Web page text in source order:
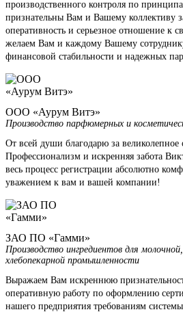
производственного контроля по
признательны Вам и Вашему коллективу
оперативность и серьезное отношение к
желаем Вам и каждому Вашему
финансовой стабильности и надежных
ООО «Аурум Витэ»
Производство парфюмерных и
От всей души благодарю за великолепное
Профессионализм и искренняя забота
весь процесс регистрации абсолютно
уважением к вам и вашей компании!
ЗАО ПО «Гамми»
Производство ингредиентов для
хлебопекарной промышленности
Выражаем Вам искреннюю
оперативную работу по оформлению
нашего предприятия требованиям